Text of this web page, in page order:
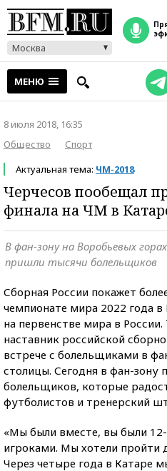
Москва
прямой
МЕНЮ
8 июля 2018, 16:35
Общество
Спорт
Актуальная тема: ЧМ-2018
Черчесов пообещал
финала на ЧМ в
В фан-зону на Воробьевых
пришли тысячи болельщиков
Сборная России покажет
чемпионате мира 2022 года
на первенстве мира в России.
наставник российской
встрече с болельщиками в
столицы. Сегодня в фан-зону
болельщиков, которые
футболистов и тренерский
«Мы были вместе, вы были
игроками. Мы хотели пройти
Через четыре года в Катаре